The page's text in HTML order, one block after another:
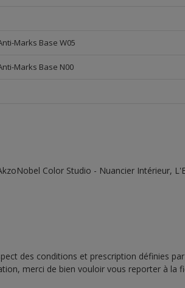
Marks Base W05
Marks Base N00
Color Studio - Nuancier Intérieur,
des conditions et prescription définies
merci de bien vouloir vous reporter à la